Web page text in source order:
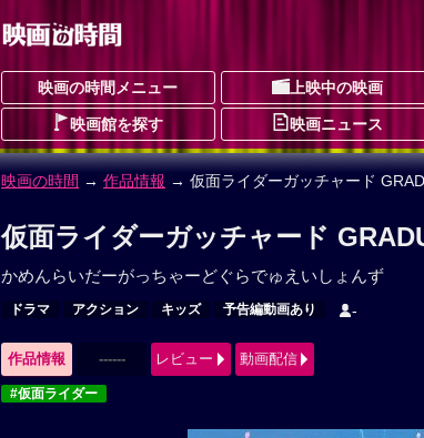
映画の時間メニュー 上映中の映画
映画館を探す 映画ニュース
映画の時間 → 作品情報 → 仮面ライダーガッチャード
仮面ライダーガッチャード
かめんらいだーがっちゃーどぐらでゅえいしょんず
ドラマ アクション キッズ 予告編動画あり -
作品情報 ------ レビュー 動画配信
#仮面ライダー